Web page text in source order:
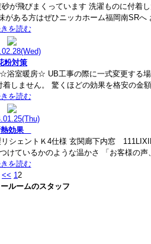
が飛びまくっています 洗濯ものに付
がある方はぜひニッカホーム福岡南
を読む
(Wed)
粉対策
浴室暖房☆ UB工事の際に一式変更す
しません。 驚くほどの効果を格安の金
を読む
(Thu)
熱効果
ェントＫ4仕様 玄関廊下内窓
ているかのような温かさ 「お客様の
を読む
<< 12
ルームのスタッフ